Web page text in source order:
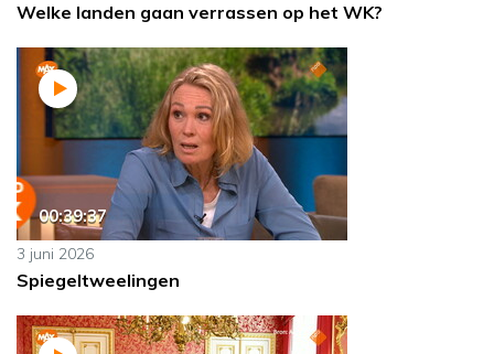
Welke landen gaan verrassen op het WK?
00:39:37
3 juni 2026
Spiegeltweelingen